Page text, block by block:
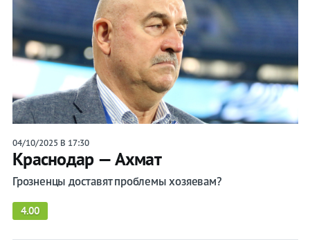
04/10/2025 В 17:30
Краснодар — Ахмат
Грозненцы доставят проблемы хозяевам?
4.00